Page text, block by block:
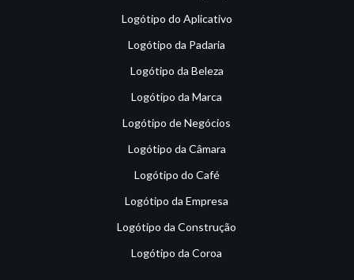
Logótipo do Aplicativo
Logótipo da Padaria
Logótipo da Beleza
Logótipo da Marca
Logótipo de Negócios
Logótipo da Câmara
Logótipo do Café
Logótipo da Empresa
Logótipo da Construção
Logótipo da Coroa